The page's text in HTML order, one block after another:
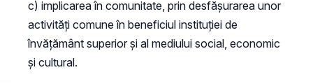
c) implicarea în comunitate, prin desfăşurarea unor
activităţi comune în beneficiul instituţiei de
învăţământ superior şi al mediului social, economic
şi cultural.